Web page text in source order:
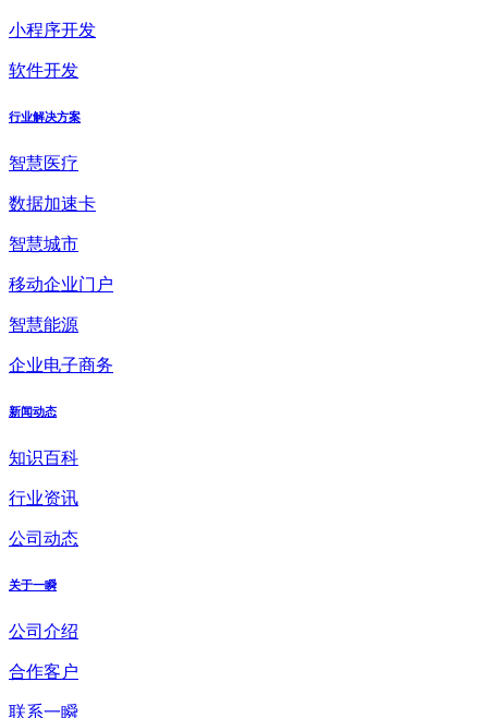
小程序开发
软件开发
行业解决方案
智慧医疗
数据加速卡
智慧城市
移动企业门户
智慧能源
企业电子商务
新闻动态
知识百科
行业资讯
公司动态
关于一瞬
公司介绍
合作客户
联系一瞬